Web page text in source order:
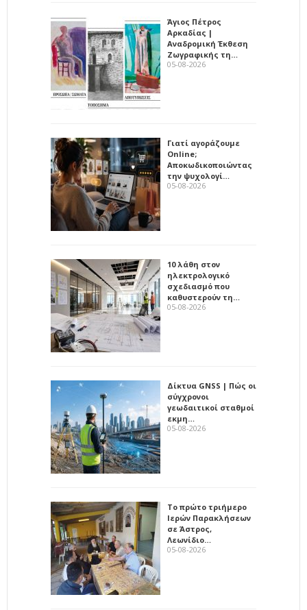
Άγιος Πέτρος
Αρκαδίας |
Αναδρομική Έκθεση
Ζωγραφικής τη…
05-08-2026
Γιατί αγοράζουμε
Online;
Αποκωδικοποιώντας
την ψυχολογί…
05-08-2026
10 λάθη στον
ηλεκτρολογικό
σχεδιασμό που
καθυστερούν τη…
05-08-2026
Δίκτυα GNSS | Πώς οι
σύγχρονοι
γεωδαιτικοί σταθμοί
εκμη…
05-08-2026
Το πρώτο τριήμερο
Ιερών Παρακλήσεων
σε Άστρος,
Λεωνίδιο…
05-08-2026